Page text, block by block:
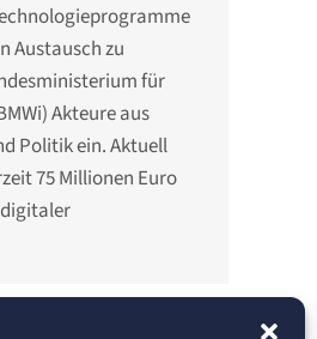
Austausch zu
für
Akteure aus
Politik ein. Aktuell
75 Millionen Euro